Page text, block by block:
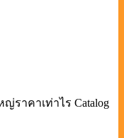
ราคาเท่าไร Catalog